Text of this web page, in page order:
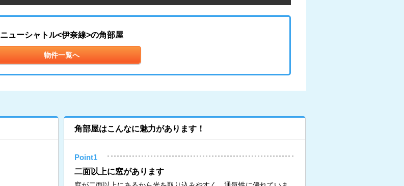
ニューシャトル<伊奈線>の角部屋
物件一覧へ
角部屋はこんなに魅力があります！
Point1
二面以上に窓があります